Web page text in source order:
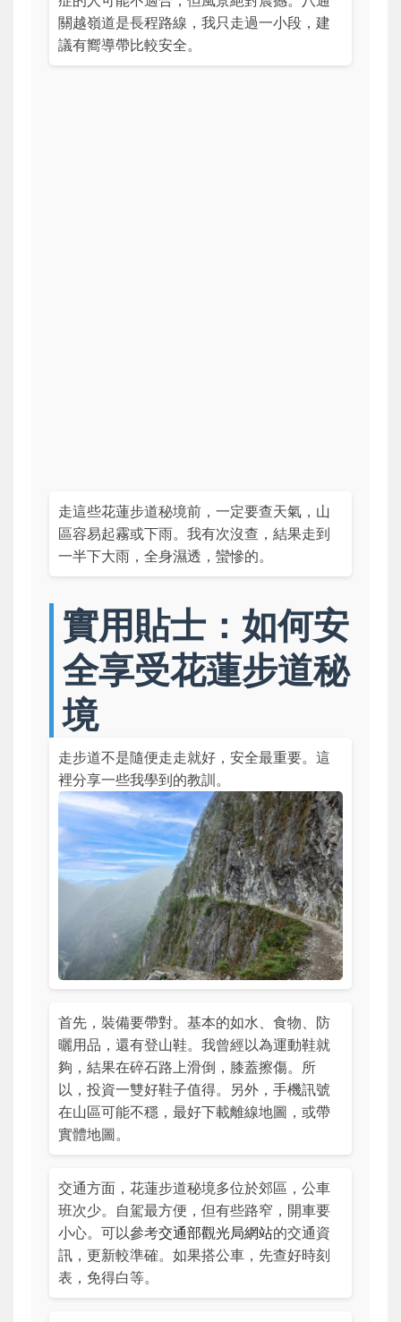
關越嶺道是長程路線，我只走過一小段，建
議有嚮導帶比較安全。
走這些花蓮步道秘境前，一定要查天氣，山
區容易起霧或下雨。我有次沒查，結果走到
一半下大雨，全身濕透，蠻慘的。
實用貼士：如何安
全享受花蓮步道秘
境
走步道不是隨便走走就好，安全最重要。這
裡分享一些我學到的教訓。
首先，裝備要帶對。基本的如水、食物、防
曬用品，還有登山鞋。我曾經以為運動鞋就
夠，結果在碎石路上滑倒，膝蓋擦傷。所
以，投資一雙好鞋子值得。另外，手機訊號
在山區可能不穩，最好下載離線地圖，或帶
實體地圖。
交通方面，花蓮步道秘境多位於郊區，公車
班次少。自駕最方便，但有些路窄，開車要
小心。可以參考交通部觀光局網站的交通資
訊，更新較準確。如果搭公車，先查好時刻
表，免得白等。